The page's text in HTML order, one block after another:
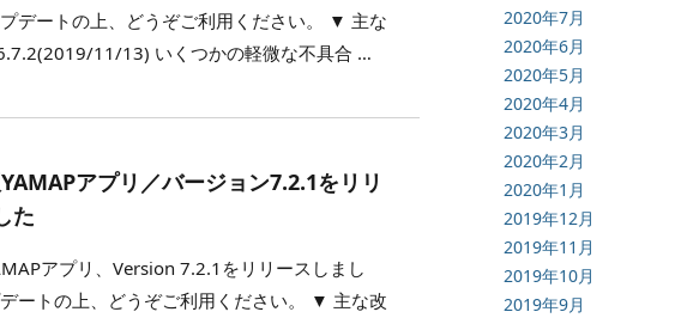
デートの上、どうぞご利用ください。 ▼ 主な
11/13) いくつかの軽微な不具合 …
アプリ／バージョン7.2.1をリリ
た
アプリ、Version 7.2.1をリリースしまし
ートの上、どうぞご利用ください。 ▼ 主な改
2020年7月
2020年6月
2020年5月
2020年4月
2020年3月
2020年2月
2020年1月
2019年12月
2019年11月
2019年10月
2019年9月